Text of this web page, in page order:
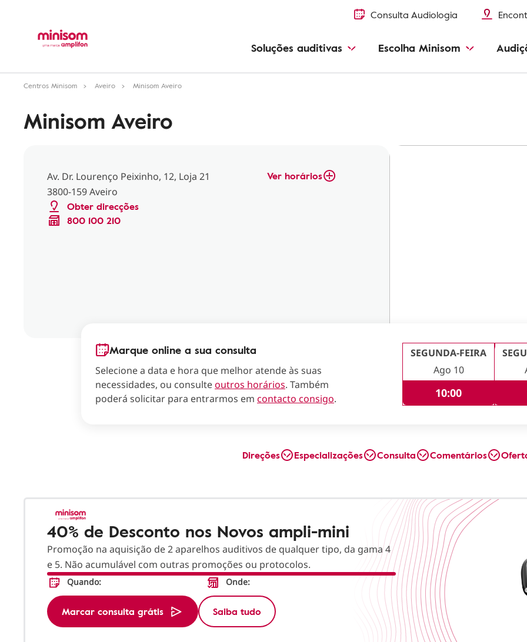
Consulta Audiologia
Soluções auditivas Escolha Minisom
Centros Minisom Aveiro Minisom Aveiro
Minisom Aveiro
Av. Dr. Lourenço Peixinho, 12, Loja 21
3800-159 Aveiro
Obter direcções
800 100 210
Ver horários
Marque online a sua consulta
Selecione a data e hora que melhor atende às suas
necessidades, ou consulteoutros horários. Também
poderá solicitar para entrarmos em contacto consigo.
SEGUNDA-FEIRA
Ago 10
10:00
Direções Especializações Consulta Comentários
40% de Desconto nos Novos ampli-mini
Promoção na aquisição de 2 aparelhos auditivos de qualquer tipo, da gama 4
e 5. Não acumulável com outras promoções ou protocolos.
Quando: Onde:
Marcar consulta grátis Saiba tudo